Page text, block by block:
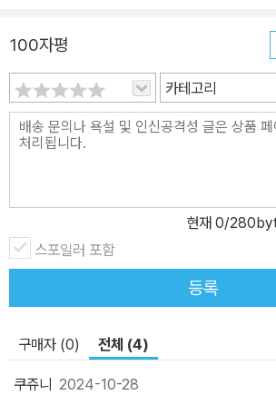
민하고 디렉팅하는 것까지 카피라이터의 일이
은 도시적인 느낌의 성우, 캐릭터 연기를 잘하
목소리, 50대의 목소리를 동시에 낼 수 있는
터, 끝 음을 어떻게 처리하고 톤을 어떻게 할지
라이터의 일이다. 이뿐인가. 가만히 앉아 고민
더 나은 한 문장을 위해 나설 때도 많다. 게임
객의 후기’를 샅샅이 뒤지기도 한다. 이처럼 수
않는 일을 누구보다 열심히 하는, 생소하지만
는 업을 살펴본다. “나는 나, 너는 너, 일은 일” 일을 오래하기 위해 회
다. 그동안 참 많이도 울고 웃었다. 운 좋게도
만 골라 만났다. 덕분에 많은 것들을 보고 배
하며 무너진 날도 많았다. 프로를 보는 아마추
이제 직업인 오하림의 일은 조금 심플해졌다.
100자평
카테고리
현재 0/
스포일러 포함
등록
구매자 (0) 전체 (4)
쿠쥬니 2024-10-28